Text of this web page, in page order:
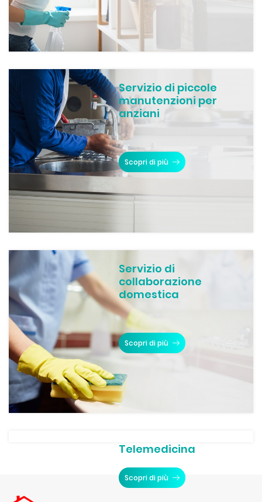
Servizio di piccole
manutenzioni per
anziani
Scopri di più
Servizio di
collaborazione
domestica
Scopri di più
Telemedicina
Scopri di più